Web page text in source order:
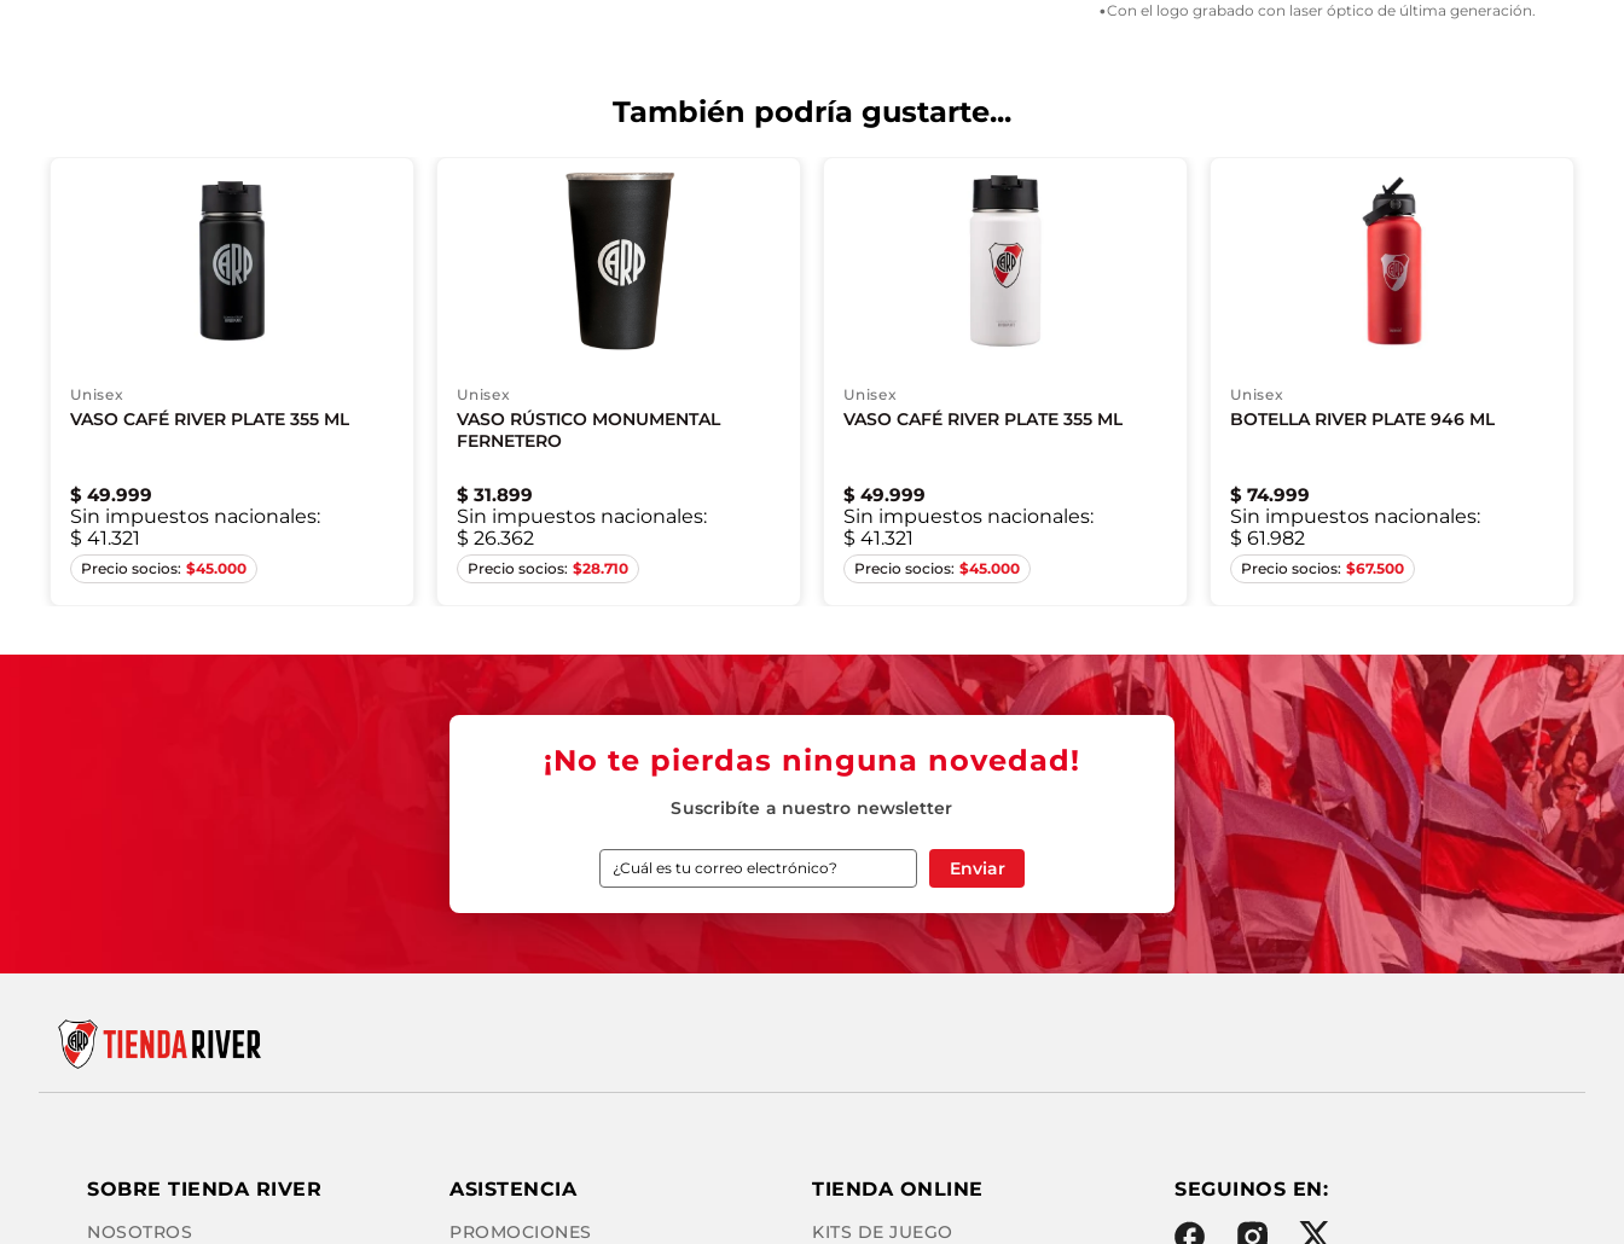
•Con el logo grabado con laser óptico de última generación.
También podría gustarte...
Unisex
VASO CAFÉ RIVER PLATE 355 ML
$ 49.999
Sin impuestos nacionales:
$ 41.321
$45.000
Unisex
VASO RÚSTICO MONUMENTAL
FERNETERO
$ 31.899
Sin impuestos nacionales:
$ 26.362
$28.710
Unisex
VASO CAFÉ RIVER PLATE 355 ML
$ 49.999
Sin impuestos nacionales:
$ 41.321
$45.000
Unisex
BOTELLA RIVER PLATE 946 ML
$ 74.999
Sin impuestos nacionales:
$ 61.982
$67.500
¡No te pierdas ninguna novedad!
Suscribíte a nuestro newsletter
Enviar
SOBRE TIENDA RIVER
NOSOTROS
ASISTENCIA
PROMOCIONES
TIENDA ONLINE
KITS DE JUEGO
SEGUINOS EN